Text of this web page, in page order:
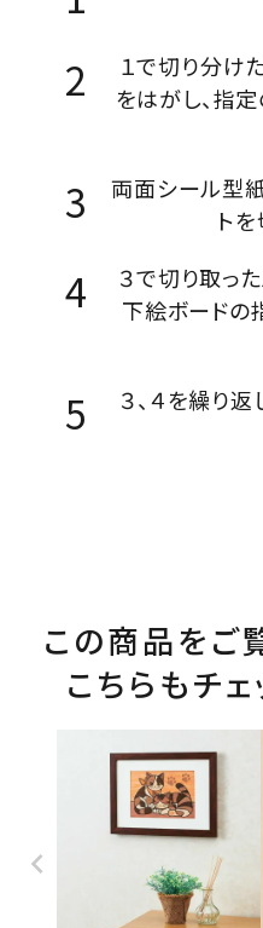
１で切り分け
をはがし、指
両面シール型
ト
３で切り取っ
下絵ボードの
３、４を繰り
この商品をご
こちらもチ